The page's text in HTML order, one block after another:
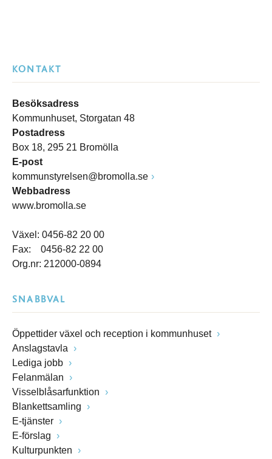
KONTAKT
Besöksadress
Kommunhuset, Storgatan 48
Postadress
Box 18, 295 21 Bromölla
E-post
kommunstyrelsen@bromolla.se
Webbadress
www.bromolla.se
Växel: 0456-82 20 00
Fax: 0456-82 22 00
Org.nr: 212000-0894
SNABBVAL
Öppettider växel och reception i kommunhuset
Anslagstavla
Lediga jobb
Felanmälan
Visselblåsarfunktion
Blankettsamling
E-tjänster
E-förslag
Kulturpunkten